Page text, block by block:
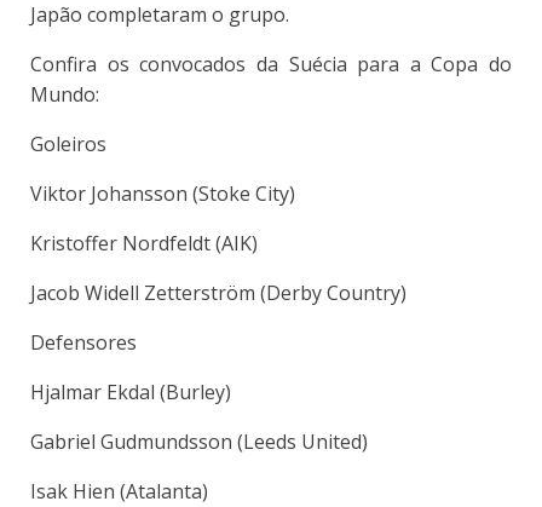
Japão completaram o grupo.
Confira os convocados da Suécia para a Copa do
Mundo:
Goleiros
Viktor Johansson (Stoke City)
Kristoffer Nordfeldt (AIK)
Jacob Widell Zetterström (Derby Country)
Defensores
Hjalmar Ekdal (Burley)
Gabriel Gudmundsson (Leeds United)
Isak Hien (Atalanta)